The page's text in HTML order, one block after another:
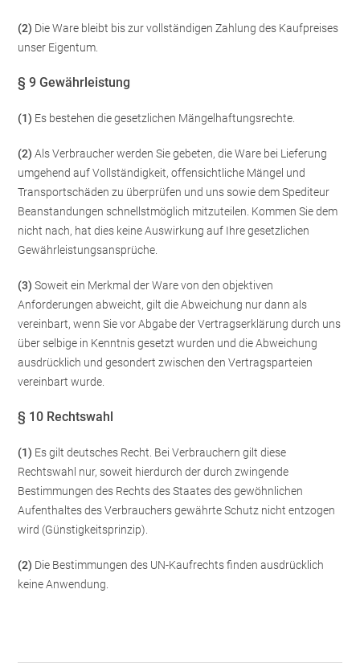
(2) Die Ware bleibt bis zur vollständigen Zahlung des Kaufpreises
unser Eigentum.
§ 9 Gewährleistung
(1) Es bestehen die gesetzlichen Mängelhaftungsrechte.
(2) Als Verbraucher werden Sie gebeten, die Ware bei Lieferung
umgehend auf Vollständigkeit, offensichtliche Mängel und
Transportschäden zu überprüfen und uns sowie dem Spediteur
Beanstandungen schnellstmöglich mitzuteilen. Kommen Sie dem
nicht nach, hat dies keine Auswirkung auf Ihre gesetzlichen
Gewährleistungsansprüche.
(3)Soweit ein Merkmal der Ware von den objektiven
Anforderungen abweicht, gilt die Abweichung nur dann als
vereinbart, wenn Sie vor Abgabe der Vertragserklärung durch uns
über selbige in Kenntnis gesetzt wurden und die Abweichung
ausdrücklich und gesondert zwischen den Vertragsparteien
vereinbart wurde.
§ 10 Rechtswahl
(1) Es gilt deutsches Recht. Bei Verbrauchern gilt diese
Rechtswahl nur, soweit hierdurch der durch zwingende
Bestimmungen des Rechts des Staates des gewöhnlichen
Aufenthaltes des Verbrauchers gewährte Schutz nicht entzogen
wird (Günstigkeitsprinzip).
(2) Die Bestimmungen des UN-Kaufrechts finden ausdrücklich
keine Anwendung.